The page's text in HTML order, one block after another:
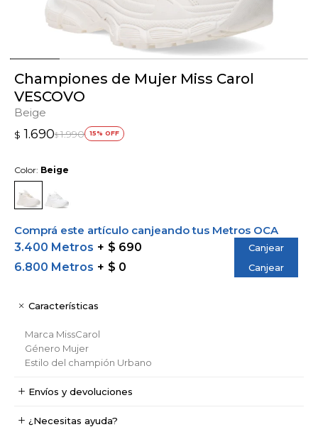
Championes de Mujer Miss Carol
VESCOVO
Beige
$ 1.690$ 1.990 15
Color: Beige
Comprá este artículo canjeando tus Metros OCA
3.400 Metros
$ 690 Canjear
6.800 Metros $ 0 Canjear
Características
Marca MissCarol
Género Mujer
Estilo del champión Urbano
Envíos y devoluciones
¿Necesitas ayuda?